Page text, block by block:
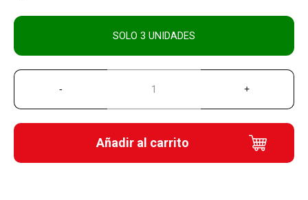
SOLO 3 UNIDADES
Añadir al carrito